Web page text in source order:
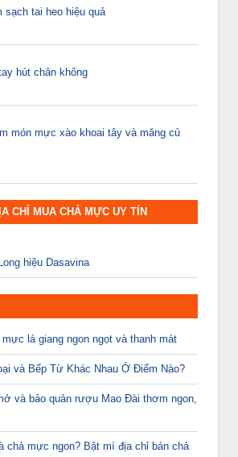
sạch tai heo hiệu quả
hút chân không
món mực xào khoai tây và măng củ
CHỈ MUA CHẢ MỰC UY TÍN
hiệu Dasavina
mực lá giang ngon ngọt và thanh mát
và Bếp Từ Khác Nhau Ở Điểm Nào?
và bảo quản rượu Mao Đài thơm ngon,
chả mực ngon? Bật mí địa chỉ bán chả